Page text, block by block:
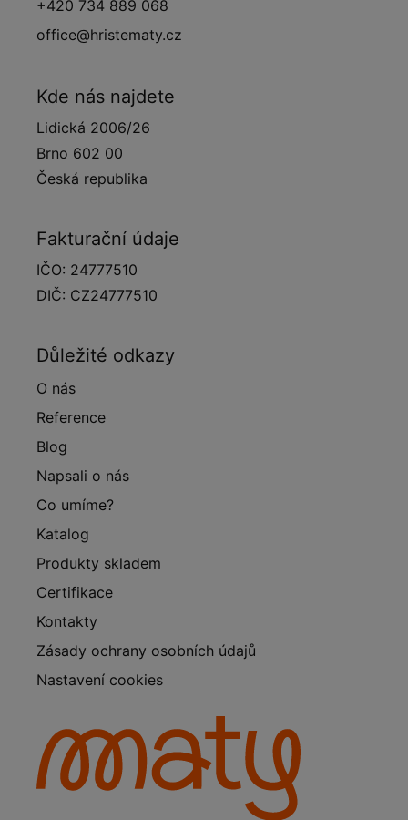
+420 734 889 068
office@hristematy.cz
Kde nás najdete
Lidická 2006/26
Brno 602 00
Česká republika
Fakturační údaje
IČO: 24777510
DIČ: CZ24777510
Důležité odkazy
O nás
Reference
Blog
Napsali o nás
Co umíme?
Katalog
Produkty skladem
Certifikace
Kontakty
Zásady ochrany osobních údajů
Nastavení cookies